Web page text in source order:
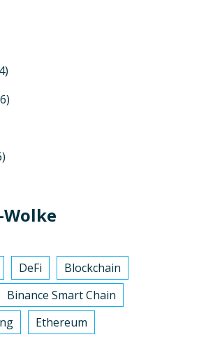
DeFi
Blockchain
Binance Smart Chain
Ethereum